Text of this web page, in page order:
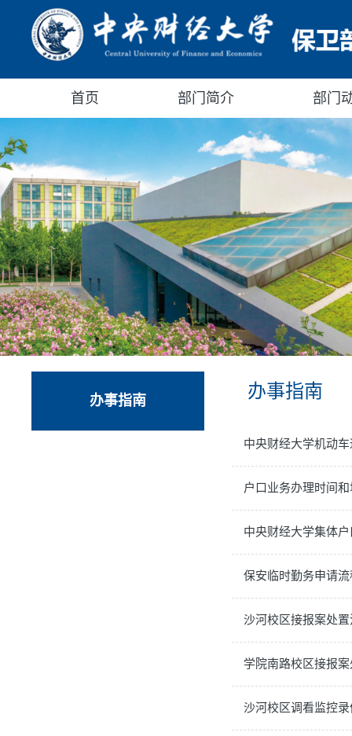
首页 部门简介 部门
办事指南 办事指南
中央财经大学机动
户口业务办理时间
中央财经大学集体
保安临时勤务申请流
沙河校区接报案处置
学院南路校区接报
沙河校区调看监控